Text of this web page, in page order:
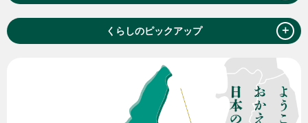
くらしのピックアップ ＋